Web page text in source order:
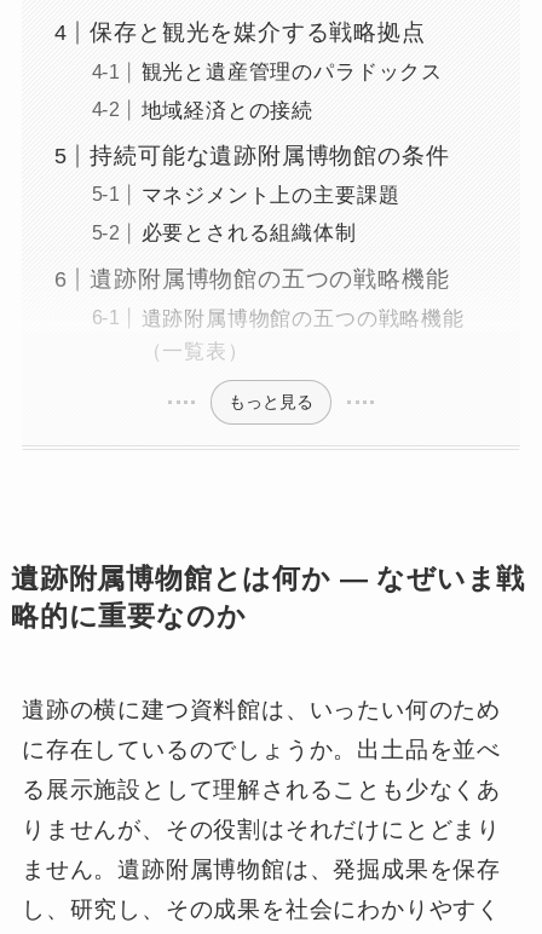
保存と観光を媒介する戦略拠点
観光と遺産管理のパラドックス
地域経済との接続
持続可能な遺跡附属博物館の条件
マネジメント上の主要課題
必要とされる組織体制
遺跡附属博物館の五つの戦略機能
遺跡附属博物館の五つの戦略機能
（一覧表）
もっと見る
遺跡附属博物館とは何か ― なぜいま戦
略的に重要なのか
遺跡の横に建つ資料館は、いったい何のため
に存在しているのでしょうか。出土品を並べ
る展示施設として理解されることも少なくあ
りませんが、その役割はそれだけにとどまり
ません。遺跡附属博物館は、発掘成果を保存
し、研究し、その成果を社会にわかりやすく